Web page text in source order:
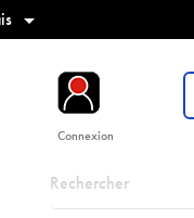

Connexion